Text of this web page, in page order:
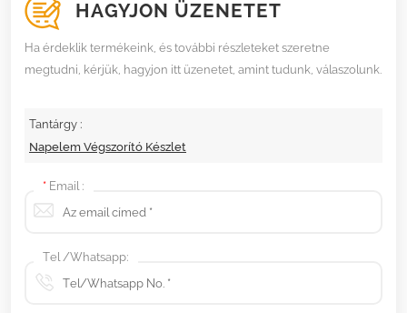
HAGYJON ÜZENETET
Ha érdeklik termékeink, és további részleteket szeretne
megtudni, kérjük, hagyjon itt üzenetet, amint tudunk, válaszolunk.
Tantárgy :
Napelem Végszorító Készlet
* Email :
Tel /Whatsapp: